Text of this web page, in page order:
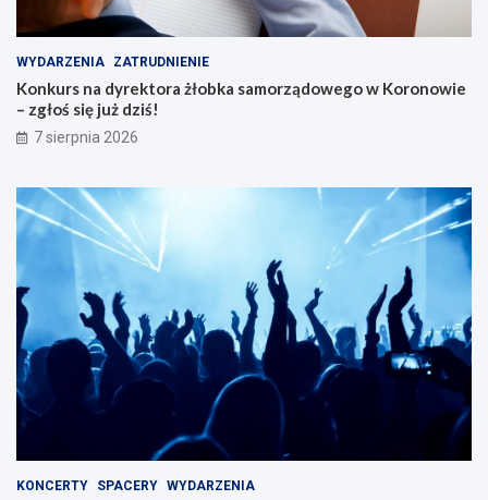
WYDARZENIA ZATRUDNIENIE
Konkurs na dyrektora żłobka samorządowego w Koronowie
– zgłoś się już dziś!
7 sierpnia 2026
KONCERTY SPACERY WYDARZENIA